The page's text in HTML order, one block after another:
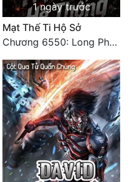
1 ngày trước
Mạt Thế Ti Hộ Sở
Chương 6550: Long Phượng Thần Trận